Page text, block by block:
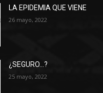
LA EPIDEMIA QUE VIENE
26 mayo, 2022
¿SEGURO…?
25 mayo, 2022